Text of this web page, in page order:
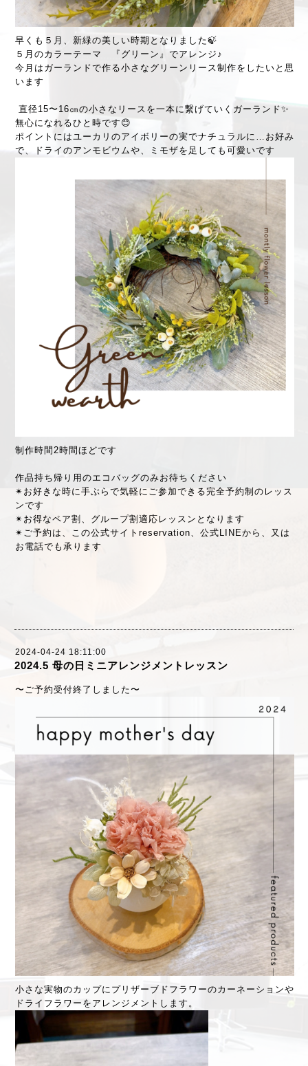
早くも５月、新緑の美しい時期となりました🍃
５月のカラーテーマ 『グリーン』でアレンジ♪
今月はガーランドで作る小さなグリーンリース制作をしたいと思
います
直径15〜16㎝の小さなリースを一本に繋げていくガーランド✨
無心になれるひと時です😊
ポイントにはユーカリのアイボリーの実でナチュラルに…お好み
で、ドライのアンモビウムや、ミモザを足しても可愛いです
制作時間2時間ほどです
作品持ち帰り用のエコバッグのみお待ちください
✴︎お好きな時に手ぶらで気軽にご参加できる完全予約制のレッス
ンです
✴︎お得なペア割、グループ割適応レッスンとなります
✴︎ご予約は、この公式サイトreservation、公式LINEから、又は
お電話でも承ります
2024-04-24 18:11:00
2024.5 母の日ミニアレンジメントレッスン
〜ご予約受付終了しました〜
小さな実物のカップにプリザーブドフラワーのカーネーションや
ドライフラワーをアレンジメントします。